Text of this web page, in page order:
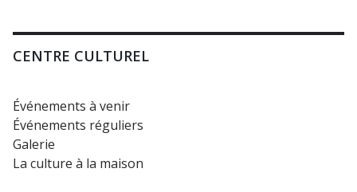
CENTRE CULTUREL
Événements à venir
Événements réguliers
Galerie
La culture à la maison